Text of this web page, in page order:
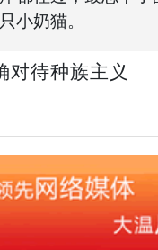
小奶猫。
对待种族主义